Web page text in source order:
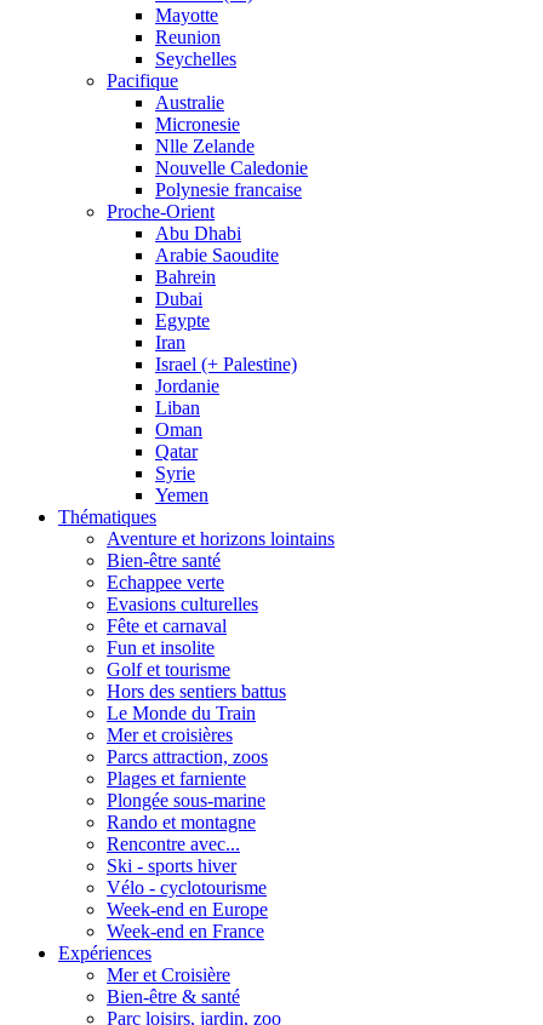
Mayotte
Reunion
Seychelles
Pacifique
Australie
Micronesie
Nlle Zelande
Nouvelle Caledonie
Polynesie francaise
Proche-Orient
Abu Dhabi
Arabie Saoudite
Bahrein
Dubai
Egypte
Iran
Israel (+ Palestine)
Jordanie
Liban
Oman
Qatar
Syrie
Yemen
Thématiques
Aventure et horizons lointains
Bien-être santé
Echappee verte
Evasions culturelles
Fête et carnaval
Fun et insolite
Golf et tourisme
Hors des sentiers battus
Le Monde du Train
Mer et croisières
Parcs attraction, zoos
Plages et farniente
Plongée sous-marine
Rando et montagne
Rencontre avec...
Ski - sports hiver
Vélo - cyclotourisme
Week-end en Europe
Week-end en France
Expériences
Mer et Croisière
Bien-être & santé
Parc loisirs, jardin, zoo